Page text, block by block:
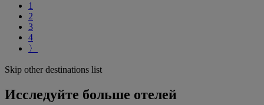
1
2
3
4
〉
Skip other destinations list
Исследуйте больше отелей